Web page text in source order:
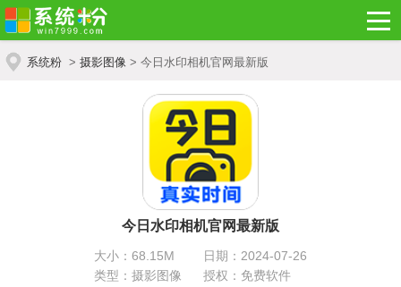
系统粉 > 摄影图像 > 今日水印相机官网最新版
今日水印相机官网最新版
大小：68.15M
类型：摄影图像
日期：2024-07-26
授权：免费软件